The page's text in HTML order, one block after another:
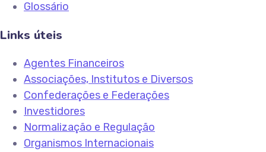
Glossário
Links úteis
Agentes Financeiros
Associações, Institutos e Diversos
Confederações e Federações
Investidores
Normalização e Regulação
Organismos Internacionais